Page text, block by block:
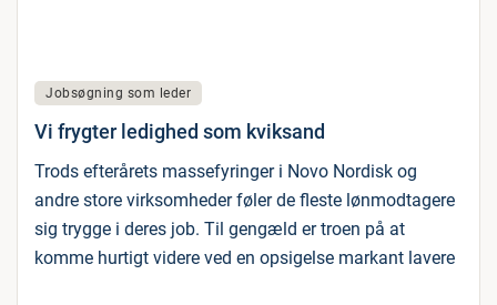
Jobsøgning som leder
Vi frygter ledighed som kviksand
Trods efterårets massefyringer i Novo Nordisk og
andre store virksomheder føler de fleste lønmodtagere
sig trygge i deres job. Til gengæld er troen på at
komme hurtigt videre ved en opsigelse markant lavere